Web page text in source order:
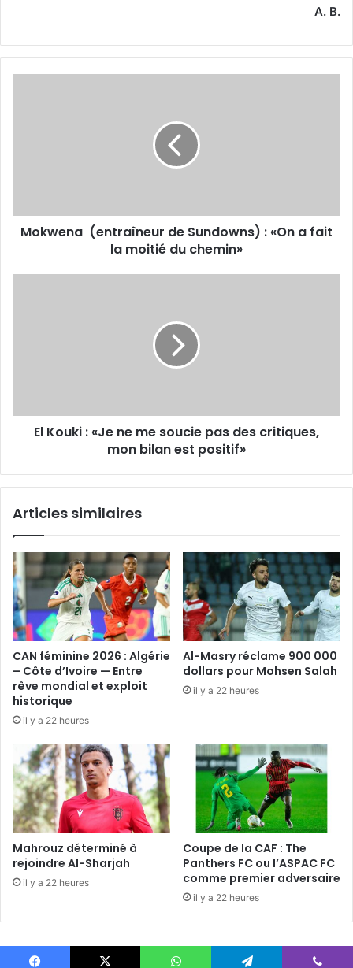
A. B.
la
moitié
Mokwena (entraîneur de Sundowns) : «On a fait
la moitié du chemin»
critiques,
El Kouki : «Je ne me soucie pas des critiques,
mon bilan est positif»
Articles similaires
CAN féminine 2026 : Algérie
– Côte d’Ivoire — Entre
rêve mondial et exploit
historique
il y a 22 heures
Al-Masry réclame 900 000
dollars pour Mohsen Salah
il y a 22 heures
Mahrouz déterminé à
rejoindre Al-Sharjah
il y a 22 heures
Coupe de la CAF : The
Panthers FC ou l’ASPAC FC
comme premier adversaire
il y a 22 heures